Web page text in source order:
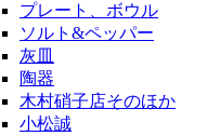
プレート、ボウル
ソルト&ペッパー
灰皿
陶器
木村硝子店そのほか
小松誠